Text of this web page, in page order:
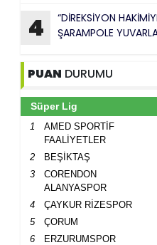
4
“DİREKSİYON
ŞARAMPOLE
PUAN DURUMU
Süper Lig
1
AMED SPORTİF
FAALİYETLER
2 BEŞİKTAŞ
3
CORENDON
ALANYASPOR
4 ÇAYKUR RİZESPOR
5
ÇORUM
6
ERZURUMSPOR